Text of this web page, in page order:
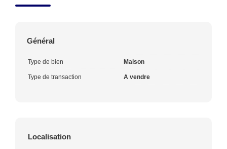
Général
Type de bien Maison
Type de transaction A vendre
Localisation